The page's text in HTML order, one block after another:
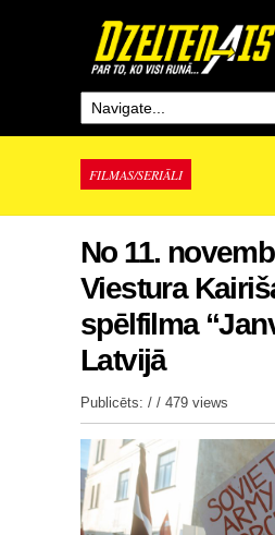
FILMAS/SERIĀLI
No 11.
Viestura
spēlfilma
Latvijā
Publicēts: / / 479 views